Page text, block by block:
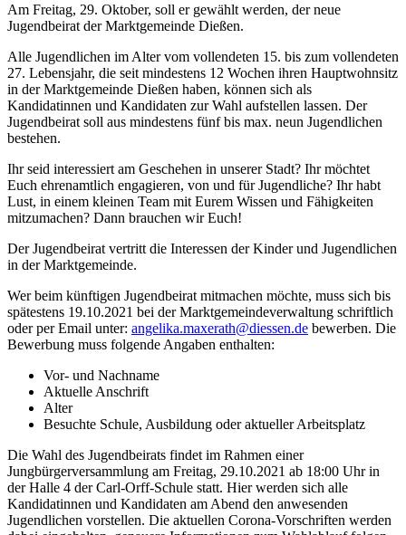
Am Freitag, 29. Oktober, soll er gewählt werden, der neue
Jugendbeirat der Marktgemeinde Dießen.
Alle Jugendlichen im Alter vom vollendeten 15. bis zum vollendeten
27. Lebensjahr, die seit mindestens 12 Wochen ihren Hauptwohnsitz
in der Marktgemeinde Dießen haben, können sich als
Kandidatinnen und Kandidaten zur Wahl aufstellen lassen. Der
Jugendbeirat soll aus mindestens fünf bis max. neun Jugendlichen
bestehen.
Ihr seid interessiert am Geschehen in unserer Stadt? Ihr möchtet
Euch ehrenamtlich engagieren, von und für Jugendliche? Ihr habt
Lust, in einem kleinen Team mit Eurem Wissen und Fähigkeiten
mitzumachen? Dann brauchen wir Euch!
Der Jugendbeirat vertritt die Interessen der Kinder und Jugendlichen
in der Marktgemeinde.
Wer beim künftigen Jugendbeirat mitmachen möchte, muss sich bis
spätestens 19.10.2021 bei der Marktgemeindeverwaltung schriftlich
oder per Email unter: angelika.maxerath@diessen.de bewerben. Die
Bewerbung muss folgende Angaben enthalten:
Vor- und Nachname
Aktuelle Anschrift
Alter
Besuchte Schule, Ausbildung oder aktueller Arbeitsplatz
Die Wahl des Jugendbeirats findet im Rahmen einer
Jungbürgerversammlung am Freitag, 29.10.2021 ab 18:00 Uhr in
der Halle 4 der Carl-Orff-Schule statt. Hier werden sich alle
Kandidatinnen und Kandidaten am Abend den anwesenden
Jugendlichen vorstellen. Die aktuellen Corona-Vorschriften werden